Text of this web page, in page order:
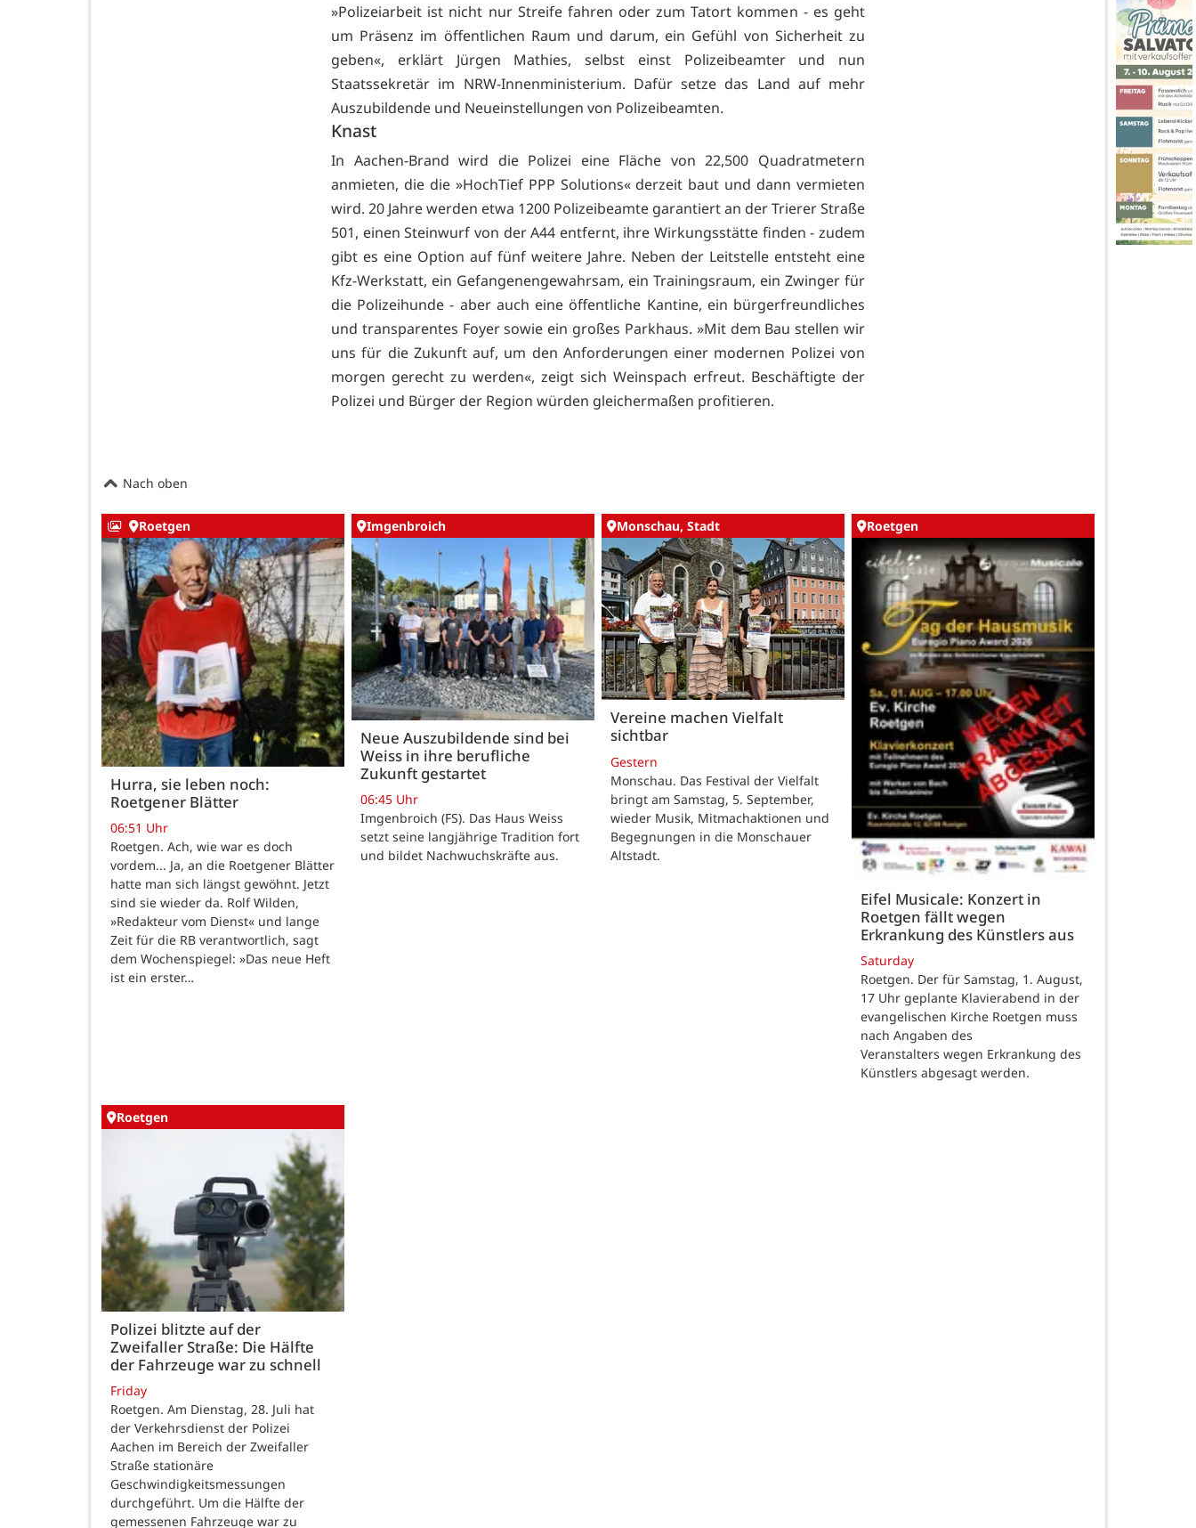
»Polizeiarbeit ist nicht nur Streife fahren oder zum Tatort kommen - es geht
um Präsenz im öffentlichen Raum und darum, ein Gefühl von Sicherheit zu
geben«, erklärt Jürgen Mathies, selbst einst Polizeibeamter und nun
Staatssekretär im NRW-Innenministerium. Dafür setze das Land auf mehr
Auszubildende und Neueinstellungen von Polizeibeamten.
Knast
In Aachen-Brand wird die Polizei eine Fläche von 22,500 Quadratmetern
anmieten, die die »HochTief PPP Solutions« derzeit baut und dann vermieten
wird. 20 Jahre werden etwa 1200 Polizeibeamte garantiert an der Trierer Straße
501, einen Steinwurf von der A44 entfernt, ihre Wirkungsstätte finden - zudem
gibt es eine Option auf fünf weitere Jahre. Neben der Leitstelle entsteht eine
Kfz-Werkstatt, ein Gefangenengewahrsam, ein Trainingsraum, ein Zwinger für
die Polizeihunde - aber auch eine öffentliche Kantine, ein bürgerfreundliches
und transparentes Foyer sowie ein großes Parkhaus. »Mit dem Bau stellen wir
uns für die Zukunft auf, um den Anforderungen einer modernen Polizei von
morgen gerecht zu werden«, zeigt sich Weinspach erfreut. Beschäftigte der
Polizei und Bürger der Region würden gleichermaßen profitieren.
Nach oben
Roetgen
Hurra, sie leben noch:
Roetgener Blätter
06:51 Uhr
Roetgen. Ach, wie war es doch
vordem... Ja, an die Roetgener Blätter
hatte man sich längst gewöhnt. Jetzt
sind sie wieder da. Rolf Wilden,
»Redakteur vom Dienst« und lange
Zeit für die RB verantwortlich, sagt
dem Wochenspiegel: »Das neue Heft
ist ein erster…
Imgenbroich
Neue Auszubildende sind bei
Weiss in ihre berufliche
Zukunft gestartet
06:45 Uhr
Imgenbroich (FS). Das Haus Weiss
setzt seine langjährige Tradition fort
und bildet Nachwuchskräfte aus.
Monschau, Stadt
Vereine machen Vielfalt
sichtbar
Gestern
Monschau. Das Festival der Vielfalt
bringt am Samstag, 5. September,
wieder Musik, Mitmachaktionen und
Begegnungen in die Monschauer
Altstadt.
Roetgen
Eifel Musicale: Konzert in
Roetgen fällt wegen
Erkrankung des Künstlers aus
Saturday
Roetgen. Der für Samstag, 1. August,
17 Uhr geplante Klavierabend in der
evangelischen Kirche Roetgen muss
nach Angaben des
Veranstalters wegen Erkrankung des
Künstlers abgesagt werden.
Roetgen
Polizei blitzte auf der
Zweifaller Straße: Die Hälfte
der Fahrzeuge war zu schnell
Friday
Roetgen. Am Dienstag, 28. Juli hat
der Verkehrsdienst der Polizei
Aachen im Bereich der Zweifaller
Straße stationäre
Geschwindigkeitsmessungen
durchgeführt. Um die Hälfte der
gemessenen Fahrzeuge war zu